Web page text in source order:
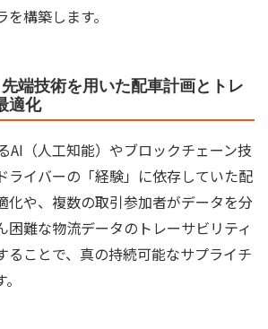
構築します。
端技術を用いた配車計画とトレ
適化
AI（人工知能）やブロックチェーン技
ライバーの「経験」に依存していた配
化や、複数の取引参加者がデータを分
困難な物流データのトレーサビリティ
ることで、真の持続可能なサプライチ